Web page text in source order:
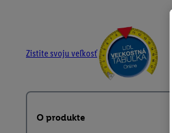
Zistite svoju veľkosť
O produkte